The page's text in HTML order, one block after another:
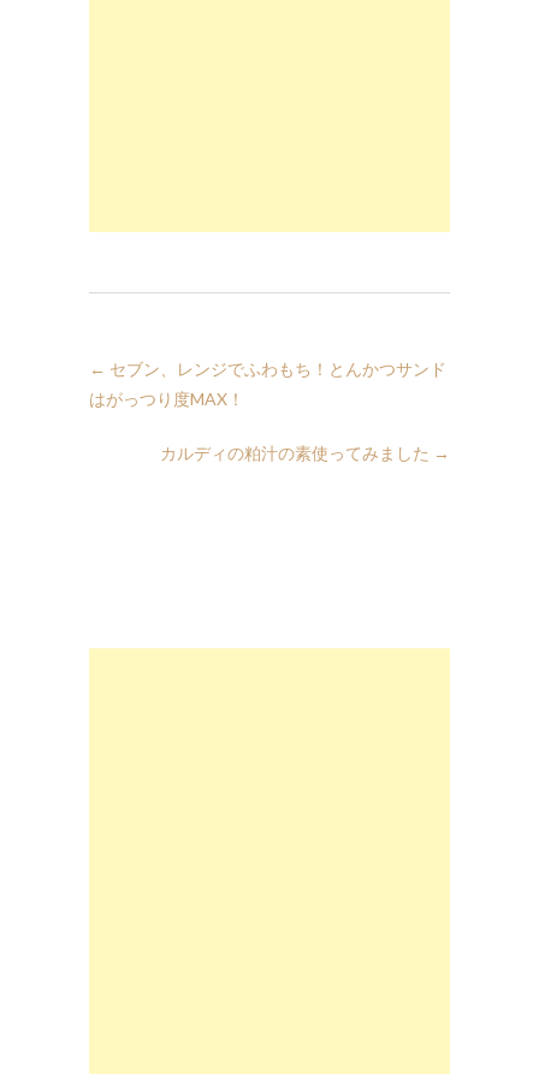
← セブン、レンジでふわもち！とんかつサンド
はがっつり度MAX！
カルディの粕汁の素使ってみました →